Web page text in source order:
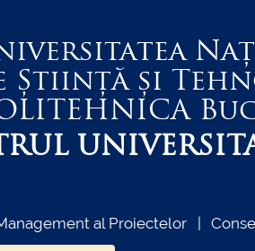
Știință și
al Proiectelor